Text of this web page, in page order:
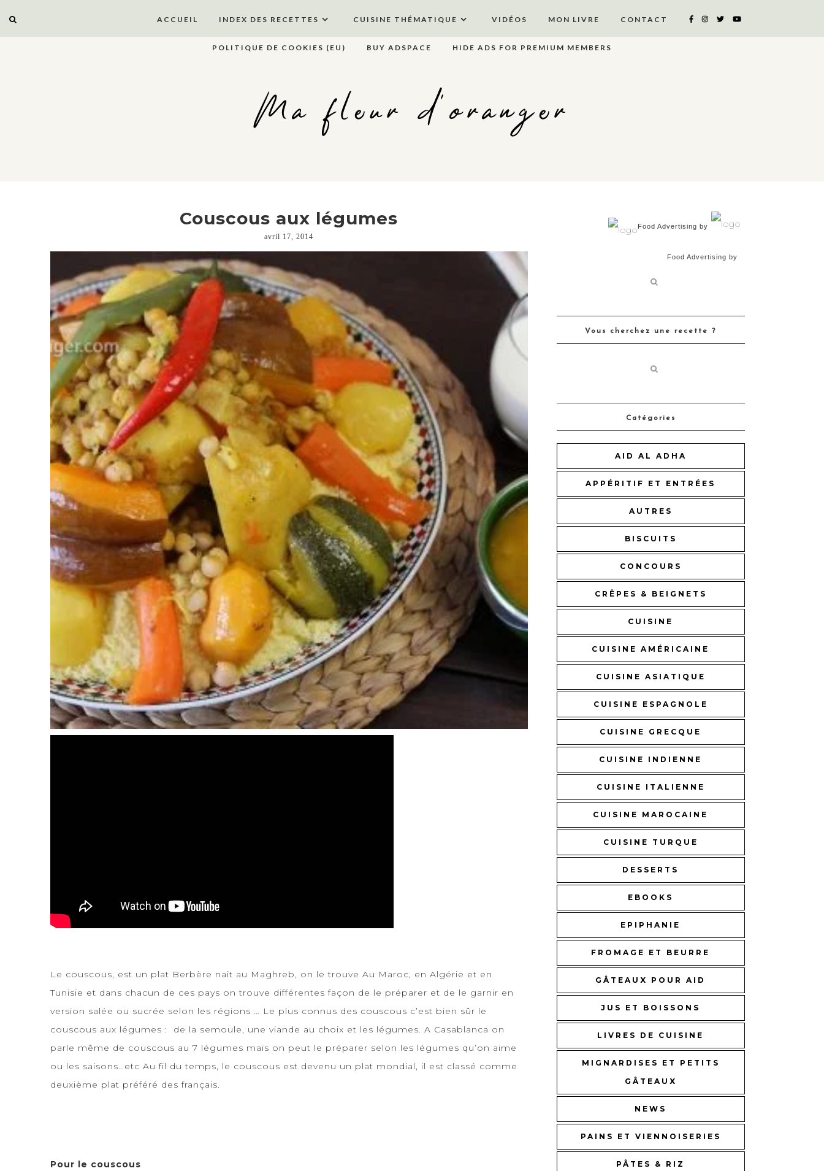
ACCUEIL INDEX DES RECETTES CUISINE THÉMATIQUE VIDÉOS MON LIVRE CONTACT
POLITIQUE DE COOKIES (EU) BUY ADSPACE HIDE ADS FOR PREMIUM MEMBERS
Ma fleur d'oranger
Couscous aux légumes
avril 17, 2014
Le couscous, est un plat Berbère nait au Maghreb, on le trouve Au Maroc, en Algérie et en
Tunisie et dans chacun de ces pays on trouve différentes façon de le préparer et de le garnir en
version salée ou sucrée selon les régions … Le plus connus des couscous c’est bien sûr le
couscous aux légumes : de la semoule, une viande au choix et les légumes. A Casablanca on
parle même de couscous au 7 légumes mais on peut le préparer selon les légumes qu’on aime
ou les saisons…etc Au fil du temps, le couscous est devenu un plat mondial, il est classé comme
deuxième plat préféré des français.
Pour le couscous
Food Advertising by
Food Advertising by
Vous cherchez une recette ?
Catégories
AID AL ADHA
APPÉRITIF ET ENTRÉES
AUTRES
BISCUITS
CONCOURS
CRÊPES & BEIGNETS
CUISINE
CUISINE AMÉRICAINE
CUISINE ASIATIQUE
CUISINE ESPAGNOLE
CUISINE GRECQUE
CUISINE INDIENNE
CUISINE ITALIENNE
CUISINE MAROCAINE
CUISINE TURQUE
DESSERTS
EBOOKS
EPIPHANIE
FROMAGE ET BEURRE
GÂTEAUX POUR AID
JUS ET BOISSONS
LIVRES DE CUISINE
MIGNARDISES ET PETITS
GÂTEAUX
NEWS
PAINS ET VIENNOISERIES
PÂTES & RIZ